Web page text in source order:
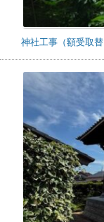
神社工事（額受取替